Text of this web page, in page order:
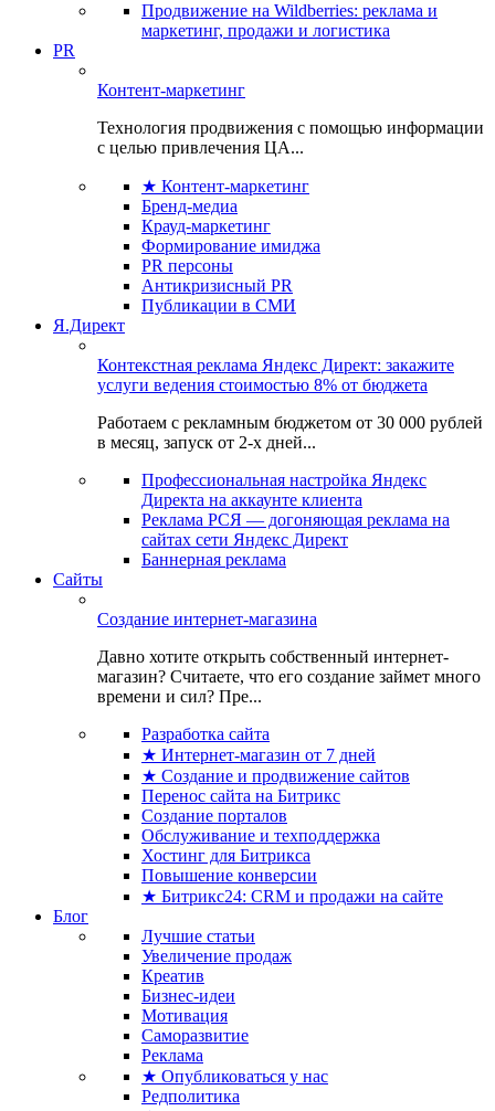
Продвижение на Wildberries: реклама и
маркетинг, продажи и логистика
PR
Контент-маркетинг
Технология продвижения с помощью информации
с целью привлечения ЦА...
★ Контент-маркетинг
Бренд-медиа
Крауд-маркетинг
Формирование имиджа
PR персоны
Антикризисный PR
Публикации в СМИ
Я.Директ
Контекстная реклама Яндекс Директ: закажите
услуги ведения стоимостью 8% от бюджета
Работаем с рекламным бюджетом от 30 000 рублей
в месяц, запуск от 2-х дней...
Профессиональная настройка Яндекс
Директа на аккаунте клиента
Реклама РСЯ — догоняющая реклама на
сайтах сети Яндекс Директ
Баннерная реклама
Сайты
Создание интернет-магазина
Давно хотите открыть собственный интернет-
магазин? Считаете, что его создание займет много
времени и сил? Пре...
Разработка сайта
★ Интернет-магазин от 7 дней
★ Создание и продвижение сайтов
Перенос сайта на Битрикс
Создание порталов
Обслуживание и техподдержка
Хостинг для Битрикса
Повышение конверсии
★ Битрикс24: CRM и продажи на сайте
Блог
Лучшие статьи
Увеличение продаж
Креатив
Бизнес-идеи
Мотивация
Саморазвитие
Реклама
★ Опубликоваться у нас
Редполитика